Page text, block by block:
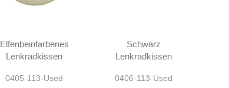
Elfenbeinfarbenes
Lenkradkissen
W108 W109
0405-113-Used
Schwarz
Lenkradkissen
W108 W109
0406-113-Used